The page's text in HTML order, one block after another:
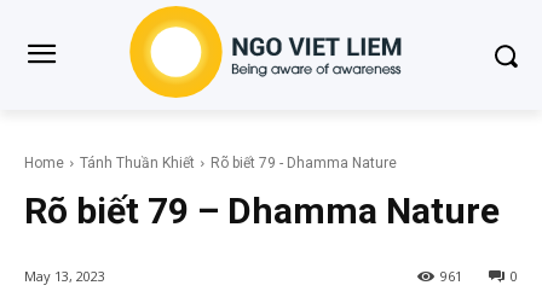
Home Tánh Thuần Khiết Rõ biết 79 - Dhamma Nature
Rõ biết 79 – Dhamma Nature
May 13, 2023 0
961